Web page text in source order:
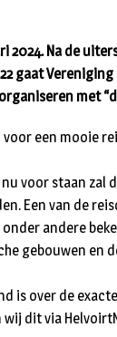
2024. Na de
gaat
met
een mooie
voor staan zal
Een van de
onder andere
gebouwen en
is over de
dit via